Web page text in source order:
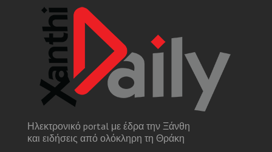
Ηλεκτρονικό portal με έδρα την Ξάνθη
και ειδήσεις από ολόκληρη τη Θράκη